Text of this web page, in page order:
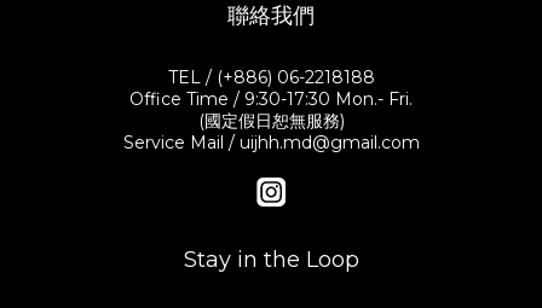
聯絡我們
TEL / (+886) 06-2218188
Office Time / 9:30-17:30 Mon.- Fri.
(國定假日恕無服務)
Service Mail / uijhh.md@gmail.com
Stay in the Loop